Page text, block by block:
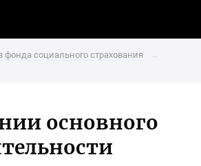
социального страхования
→
основного